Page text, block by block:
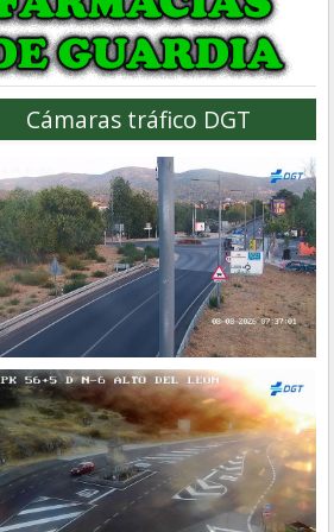
Cámaras tráfico DGT